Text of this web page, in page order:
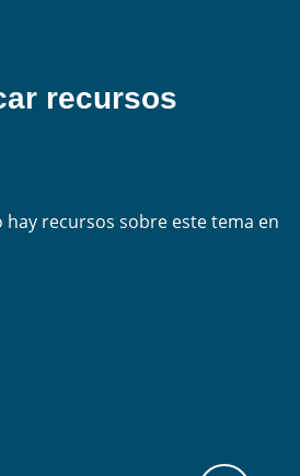
recursos
recursos sobre este tema en